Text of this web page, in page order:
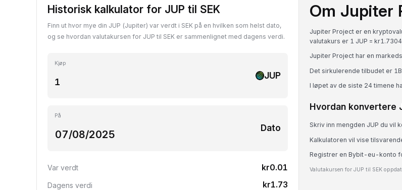
Historisk kalkulator for JUP til SEK
Finn ut hvor mye din JUP (Jupiter) var verdt i SEK på en hvilken som helst dato,
og se hvordan valutakursen for JUP til SEK er sammenlignet med dagens verdi.
Kjøp
JUP
På
Dato
Var verdt kr0.01
Dagens verdi kr1.73
Om Jupiter
Jupiter Project er en
valutakurs er 1 JUP =
Jupiter Project har en
Det sirkulerende tilbudet er 1B
I løpet av de siste 24 timene
Hvordan konvertere
Skriv inn mengden JUP du vil
Kalkulatoren vil vise
Registrer en Bybit-eu-konto
Valutakursen for JUP til SEK